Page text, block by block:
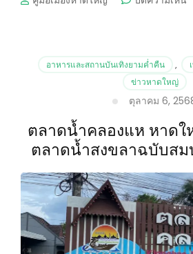
อาหารและสถานบันเทิงยามค่ำคืน ,
ข่าวหาดใหญ่
ตุลาคม 6,
ตลาดน้ำคลองแห หาดใ
ตลาดน้ำสงขลาฉบับส